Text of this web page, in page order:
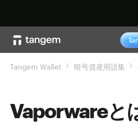
Tangem Wallet 暗号資産用語集
Vaporwareと